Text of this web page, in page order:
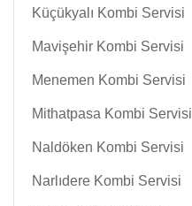
Küçükyalı Kombi Servisi
Mavişehir Kombi Servisi
Menemen Kombi Servisi
Mithatpasa Kombi Servisi
Naldöken Kombi Servisi
Narlıdere Kombi Servisi